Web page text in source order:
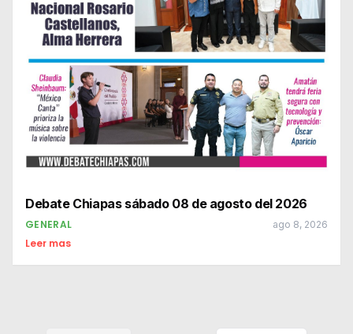
Debate Chiapas sábado 08 de agosto del 2026
GENERAL ago 8, 2026
Leer mas